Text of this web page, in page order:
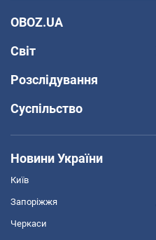
OBOZ.UA
Світ
Розслідування
Суспільство
Новини України
Київ
Запоріжжя
Черкаси